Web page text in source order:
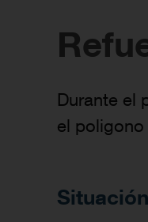
Durante el
el poligono
Situación